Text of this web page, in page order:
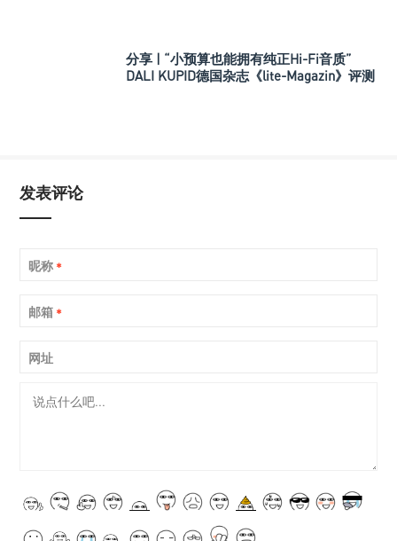
分享 | “小预算也能拥有纯正Hi-Fi音质”
DALI KUPID德国杂志《lite-Magazin》评测
发表评论
昵称 *
邮箱 *
网址